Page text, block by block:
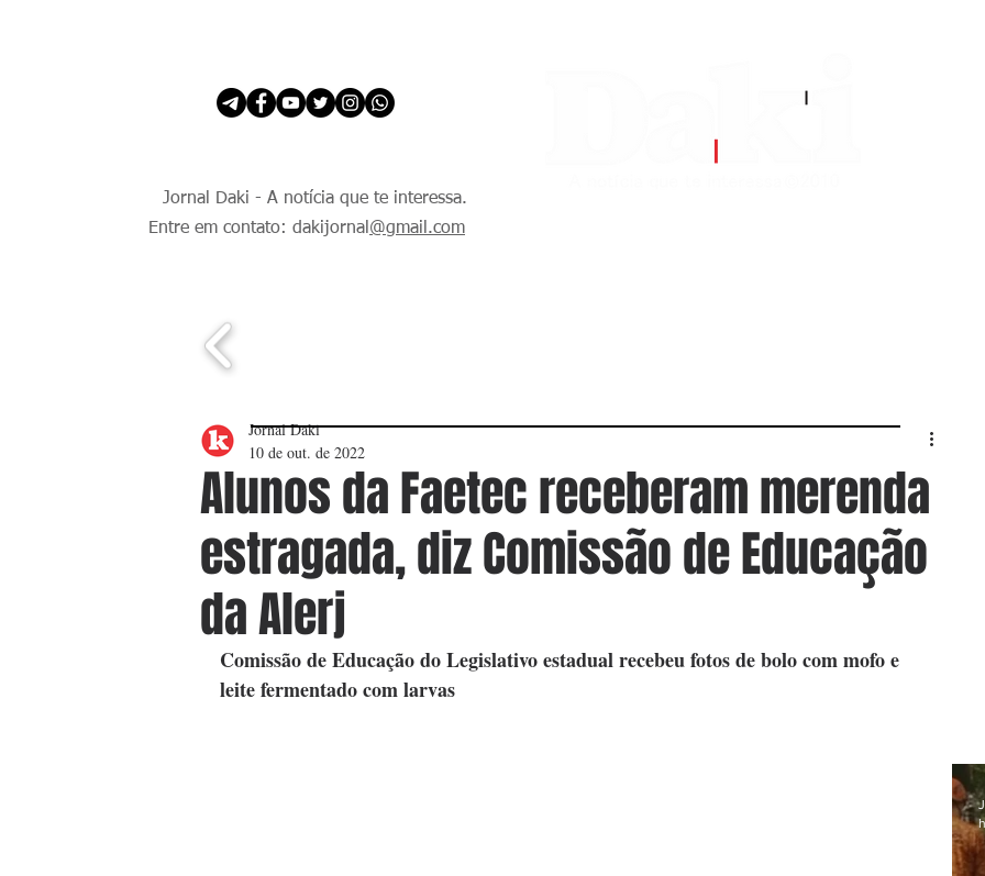
Jornal Daki - A notícia que te interessa.
Entre em contato: dakijornal @gmail.com
Alunos da Faetec receberam merenda
estragada, diz Comissão de Educação
da Alerj
Jornal Daki
10 de out. de 2022
Comissão de Educação do Legislativo estadual recebeu fotos de bolo com mofo e
leite fermentado com larvas